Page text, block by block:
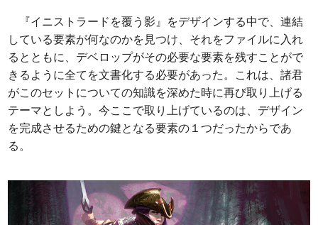
『イニストラードを覆う影』をデザインする中で、連結
している要素が何なのかを見つけ、それをファイルに入れ
るとともに、デベロップがその必要な要素を残すことがで
きるように全てを文書化する必要があった。これは、諸君
がこのセットについての知識を深めた時に再び取り上げる
テーマとしよう。今ここで取り上げているのは、デザイン
を完成させるための鍵となる要素の１つだったからであ
る。